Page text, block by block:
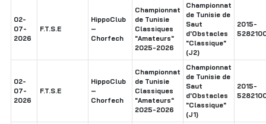
02-
07-
2026
F.T.S.E
HippoClub
–
Chorfech
Championnat
de Tunisie
Classiques
"Amateurs"
2025-2026
Championnat
de Tunisie de
Saut
d'Obstacles
"Classique"
(J2)
2015-
02-
07-
2026
F.T.S.E
HippoClub
–
Chorfech
Championnat
de Tunisie
Classiques
"Amateurs"
2025-2026
Championnat
de Tunisie de
Saut
d'Obstacles
"Classique"
(J1)
2015-